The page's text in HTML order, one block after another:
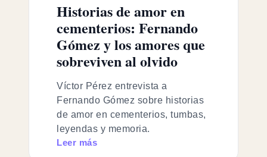
Historias de amor en
cementerios: Fernando
Gómez y los amores que
sobreviven al olvido
Víctor Pérez entrevista a
Fernando Gómez sobre historias
de amor en cementerios, tumbas,
leyendas y memoria.
Leer más